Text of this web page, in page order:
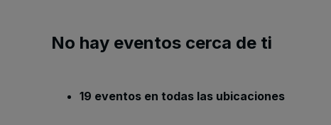
No hay eventos cerca de ti
19 eventos en todas las ubicaciones